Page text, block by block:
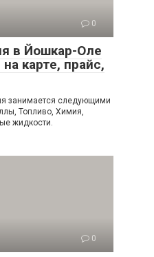
0
в Йошкар-Оле
карте, прайс,
занимается следующими
Топливо, Химия,
жидкости.
0